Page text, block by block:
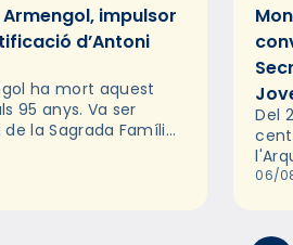
Armengol, impulsor
d’Antoni
ha mort aquest
95 anys. Va ser
la Sagrada Família
Del
les
06/